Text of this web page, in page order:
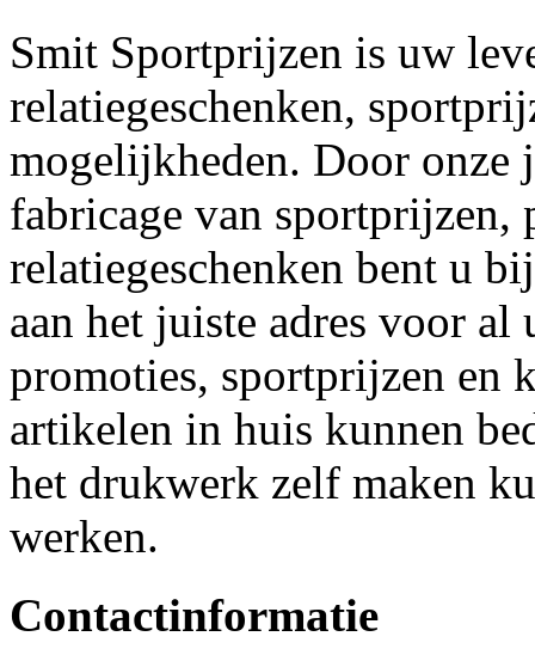
Smit Sportprijzen is uw
relatiegeschenken,
mogelijkheden. Door onze
fabricage van sportprijzen,
relatiegeschenken bent u
aan het juiste adres voor al
promoties, sportprijzen en
artikelen in huis kunnen
het drukwerk zelf maken
werken.
Contactinformatie